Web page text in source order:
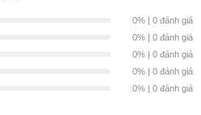
0% | 0 đánh giá
0% | 0 đánh giá
0% | 0 đánh giá
0% | 0 đánh giá
0% | 0 đánh giá